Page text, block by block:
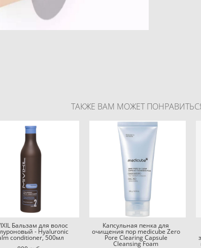
ТАКЖЕ ВАМ МОЖЕТ
Бальзам для волос
- Hyaluronic
conditioner, 500мл
Капсульная пенка для
очищения пор medicube Zero
Pore Clearing Capsule
Cleansing Foam